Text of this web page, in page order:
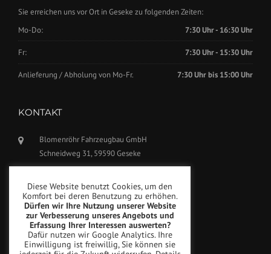
Sie erreichen uns vor Ort in Geseke zu folgenden Zeiten:
Mo-Do:
7:30 Uhr - 16:30 Uhr
Fr: 7:30 Uhr - 15:30 Uhr
Anlieferung / Abholung von Mo-Fr. 7:30 Uhr bis 15:00 Uhr
KONTAKT
Blomenröhr Fahrzeugbau GmbH
Schneidweg 31, 59590 Geseke
Fax: +49(0)2942-5799777
info@blomenroehr.com
Diese Website benutzt Cookies, um den
Komfort bei deren Benutzung zu erhöhen.
Dürfen wir Ihre Nutzung unserer Website
zur Verbesserung unseres Angebots und
Erfassung Ihrer Interessen auswerten?
Dafür nutzen wir Google Analytics. Ihre
Einwilligung ist freiwillig, Sie können sie